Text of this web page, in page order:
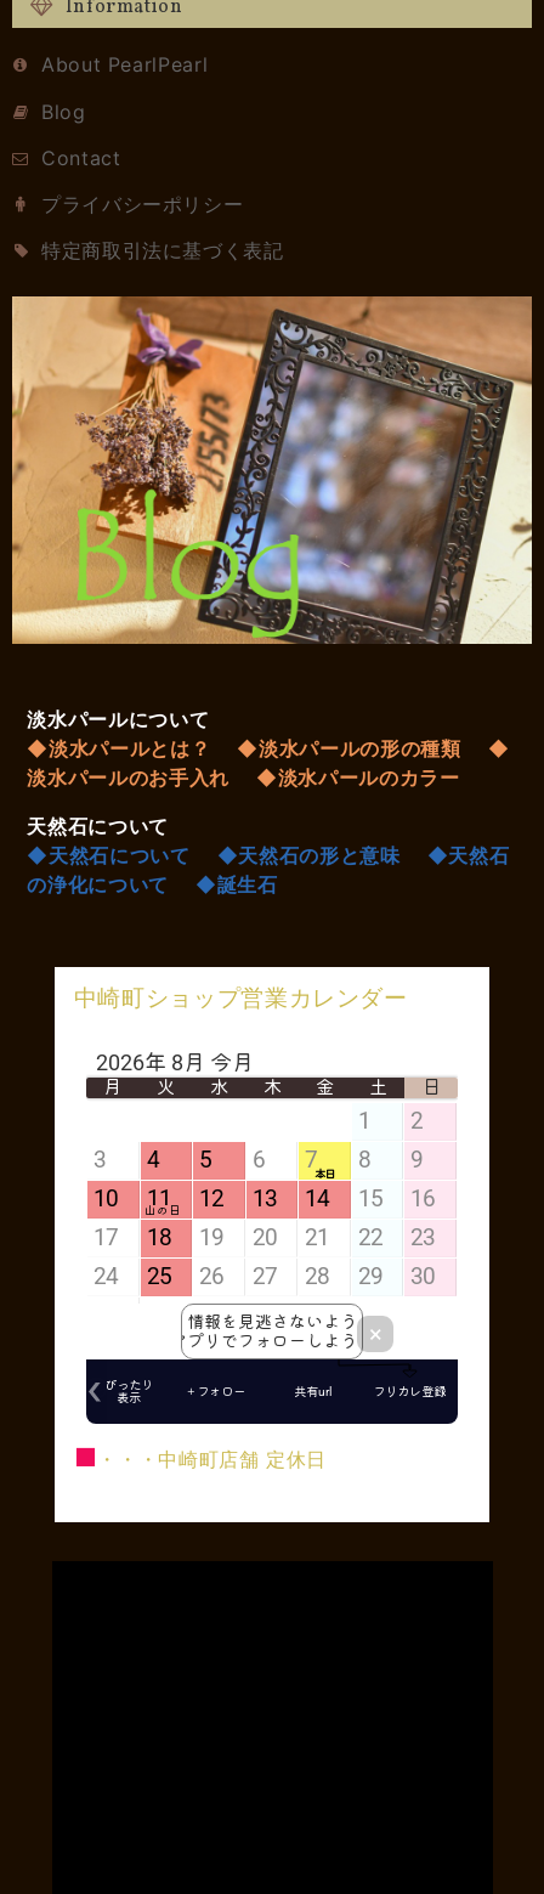
Information
About PearlPearl
Blog
Contact
プライバシーポリシー
特定商取引法に基づく表記
淡水パールについて
◆淡水パールとは？
◆淡水パールの形の種類
◆
淡水パールのお手入れ
◆淡水パールのカラー
天然石について
◆天然石について
◆天然石の形と意味
◆天然石
の浄化について
◆誕生石
中崎町ショップ営業カレンダー
■ ・・・中崎町店舗 定休日